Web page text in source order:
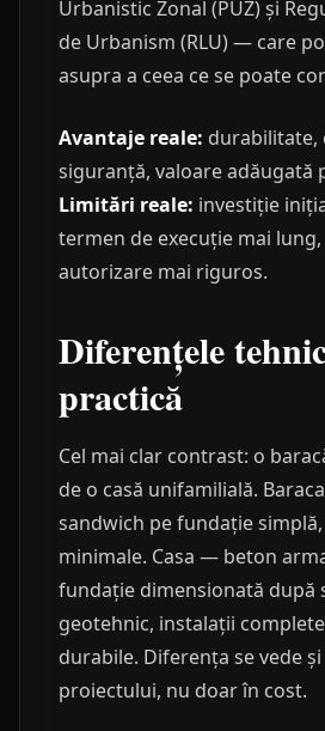
Urbanistic Zonal (PUZ) și
de Urbanism (RLU) — care
asupra a ceea ce se poate
Avantaje reale: durabilitate,
siguranță, valoare adăugată
Limitări reale: investiție
termen de execuție mai
autorizare mai riguros.
Diferențele
practică
Cel mai clar contrast: o
de o casă unifamilială.
sandwich pe fundație
minimale. Casa — beton
fundație dimensionată după
geotehnic, instalații
durabile. Diferența se vede
proiectului, nu doar în cost.